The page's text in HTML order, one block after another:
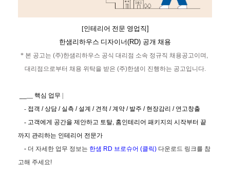
[인테리어 전문 영업직]
한샘리하우스 디자이너(RD) 공개 채용
* 본 공고는 (주)한샘리하우스 공식 대리점 소속 정규직 채용공고이며 ,
대리점으로부터 채용 위탁을 받은 (주)한샘이 진행하는 공고입니다.
핵심 업무
- 접객 /상담 / 실측 /설계 / 견적 /계약 / 발주 / 현장감리 / 연고창출
- 고객에게 공간을 제안하고 토탈, 홈인테리어 패키지의 시작부터 끝
까지 관리하는 인테리어 전문가
- 더 자세한 업무 정보는 한샘 RD 브로슈어 (클릭) 다운로드 링크를 참
고해 주세요!